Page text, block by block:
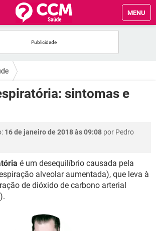
MENU
sintomas e
16 de janeiro de 2018 às 09:08 por Pedro
é um desequilíbrio causada pela
alveolar aumentada), que leva à
de dióxido de carbono arterial